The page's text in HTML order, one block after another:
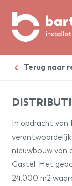
Terug naar
In opdracht van
nieuwbouw van
Gastel. Het
24.000 m2